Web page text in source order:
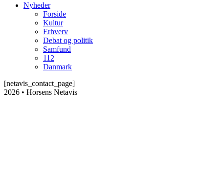
Nyheder
Forside
Kultur
Erhverv
Debat og politik
Samfund
112
Danmark
[netavis_contact_page]
2026 • Horsens Netavis